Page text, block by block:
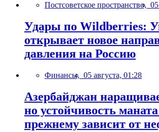
Постсоветское пространство,
Удары по Wildberries:
открывает новое
давления на Россию
Финансы, 05 августа, 01:28
Азербайджан
но устойчивость
прежнему зависит от